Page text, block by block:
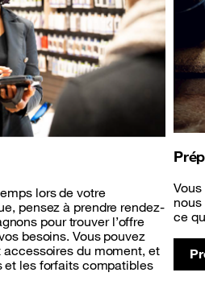
lors de votre
pensez à prendre rendez-
pour trouver l’offre
besoins. Vous pouvez
du moment, et
et les forfaits compatibles
ce